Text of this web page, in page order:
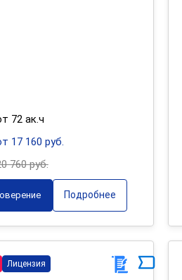
72 ак.ч
17 160 руб.
760 руб.
Подробнее
Лицензия